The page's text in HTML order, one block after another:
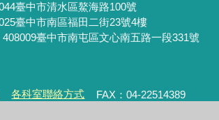
臺中市清水區鰲海路100號
臺中市南區福田二街23號4樓
臺中市南屯區文心南五路一段331號
各科室聯絡方式
FAX：04-22514389